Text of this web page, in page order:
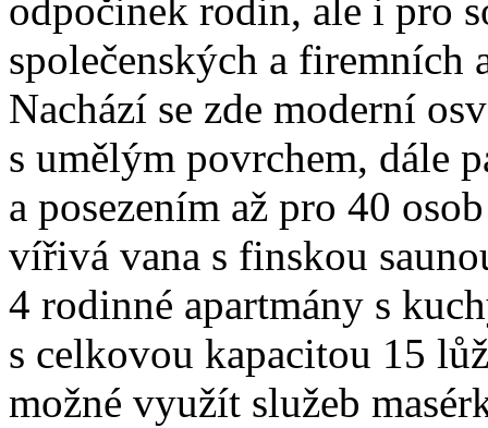
odpočinek rodin, ale i pro
společenských a firemních
Nachází se zde moderní
s umělým povrchem, dále
a posezením až pro 40
vířivá vana s finskou
4 rodinné apartmány s
s celkovou kapacitou 15
možné využít služeb